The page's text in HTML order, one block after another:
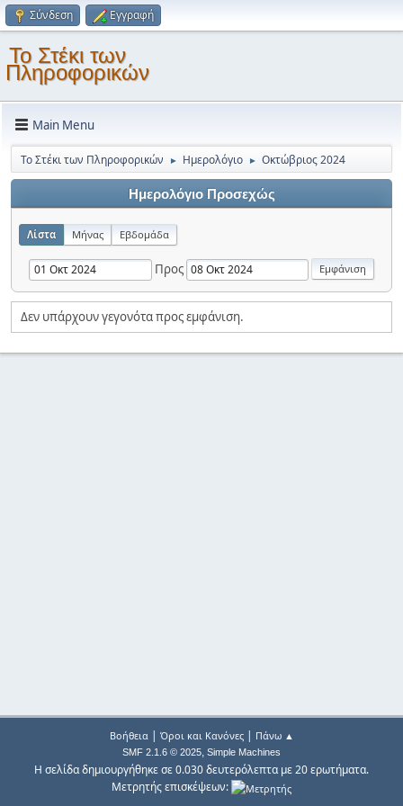
Σύνδεση Εγγραφή
Το Στέκι των
Πληροφορικών
Main Menu
Το Στέκι των Πληροφορικών ► Ημερολόγιο ► Οκτώβριος 2024
Ημερολόγιο Προσεχώς
Λίστα Μήνας Εβδομάδα
Προς
Δεν υπάρχουν γεγονότα προς εμφάνιση.
Βοήθεια| Όροι και Κανόνες| Πάνω ▲
SMF 2.1.6 © 2025, Simple Machines
Η σελίδα δημιουργήθηκε σε 0.030 δευτερόλεπτα με 20 ερωτήματα.
Μετρητής επισκέψεων: